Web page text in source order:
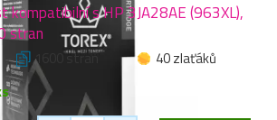
kompatibilní s HP 3JA28AE (963XL),
stran
1600 stran
40 zlaťáků